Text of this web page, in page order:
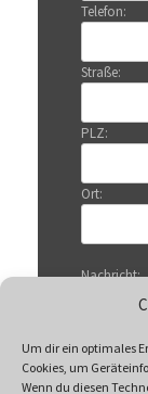
Um dir ein optimales
Cookies, um
Wenn du diesen
Telefon:
Straße:
PLZ:
Ort:
Nachricht: